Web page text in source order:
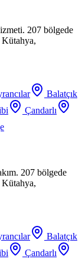
207 bölgede
Balatçık
Çandarlı
207 bölgede
Balatçık
Çandarlı